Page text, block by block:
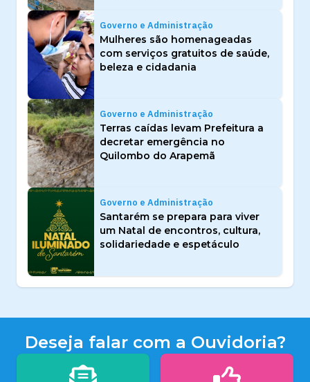
Governo e Administração
Mulheres são homenageadas
com serviços gratuitos de saúde,
beleza e cidadania
Governo e Administração
Terras caídas levam Prefeitura a
decretar emergência no
Quilombo do Arapemã
Governo e Administração
Santarém se prepara para viver
um Natal de encontros, cultura,
solidariedade e espetáculo
Deseja falar com a Ouvidoria?